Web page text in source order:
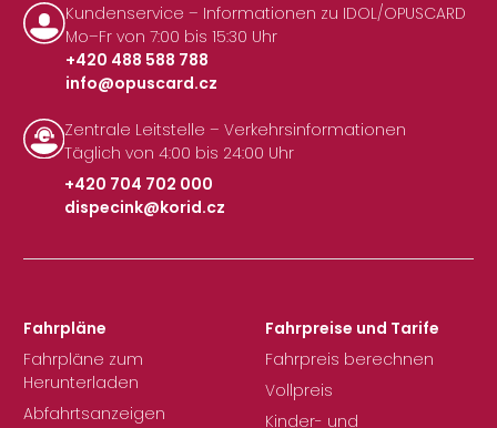
Kundenservice – Informationen zu IDOL/OPUSCARD
Mo–Fr von 7:00 bis 15:30 Uhr
+420 488 588 788
|
info@opuscard.cz
Zentrale Leitstelle – Verkehrsinformationen
Täglich von 4:00 bis 24:00 Uhr
+420 704 702 000
|
dispecink@korid.cz
Fahrpläne
Fahrpläne zum
Herunterladen
Abfahrtsanzeigen
Fahrpreise und Tarife
Fahrpreis berechnen
Vollpreis
Kinder- und